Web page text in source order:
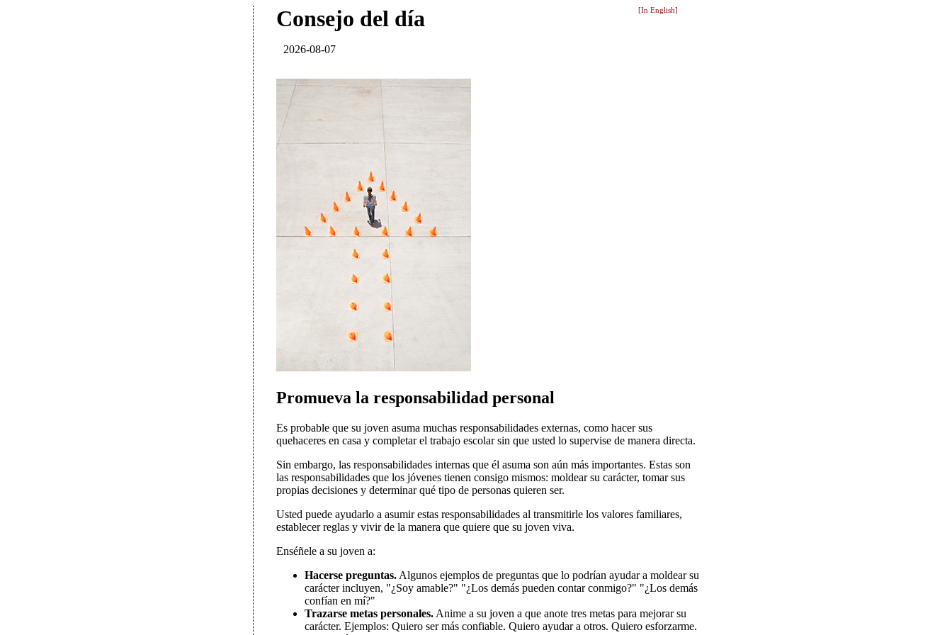
Consejo del día [In English]
2026-08-07
Promueva la responsabilidad personal
Es probable que su joven asuma muchas responsabilidades externas, como hacer sus
quehaceres en casa y completar el trabajo escolar sin que usted lo supervise de manera directa.
Sin embargo, las responsabilidades internas que él asuma son aún más importantes. Estas son
las responsabilidades que los jóvenes tienen consigo mismos: moldear su carácter, tomar sus
propias decisiones y determinar qué tipo de personas quieren ser.
Usted puede ayudarlo a asumir estas responsabilidades al transmitirle los valores familiares,
establecer reglas y vivir de la manera que quiere que su joven viva.
Enséñele a su joven a:
Hacerse preguntas.Algunos ejemplos de preguntas que lo podrían ayudar a moldear su
carácter incluyen, "¿Soy amable?" "¿Los demás pueden contar conmigo?" "¿Los demás
confían en mí?"
Trazarse metas personales.Anime a su joven a que anote tres metas para mejorar su
carácter. Ejemplos: Quiero ser más confiable. Quiero ayudar a otros. Quiero esforzarme.